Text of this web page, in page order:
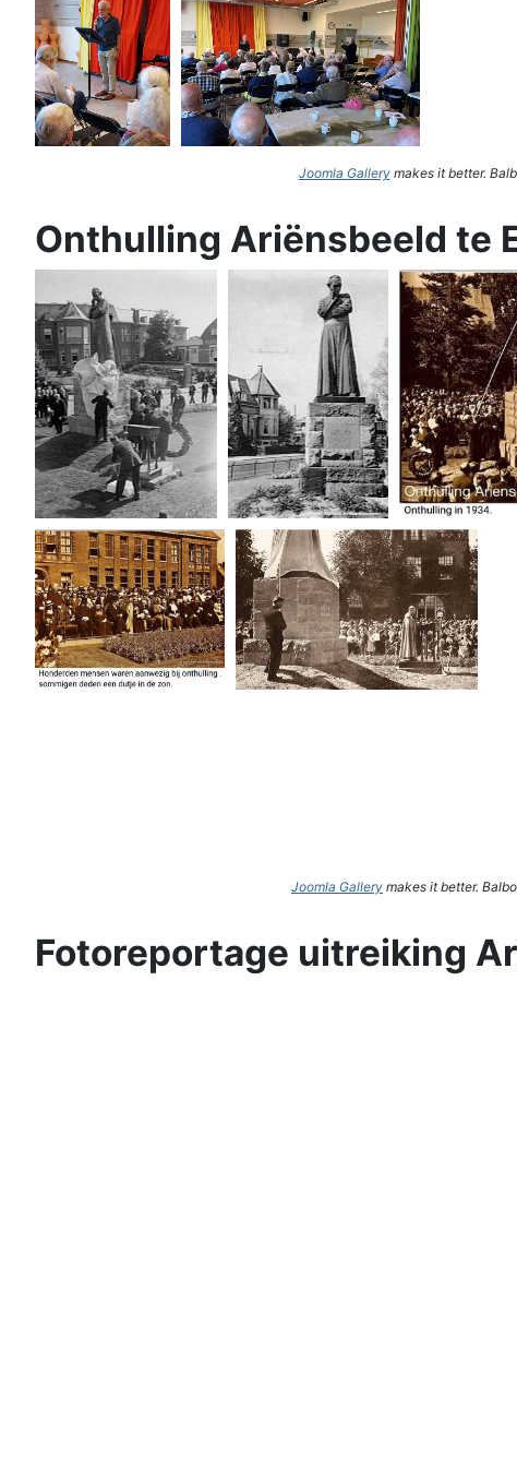
Joomla Gallerymakes it better.
Onthulling Ariënsbeeld te
Joomla Gallery makes it better.
Fotoreportage uitreiking